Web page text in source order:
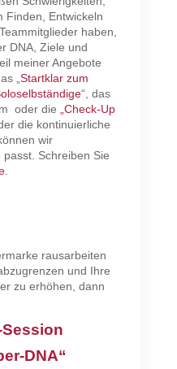
Finden, Entwickeln
haben,
DNA, Ziele und
meiner Angebote
„ Startklar zum
“, das
oder die
„Check-Up
die kontinuierliche
wir
Schreiben Sie
.
rausarbeiten
und Ihre
zu erhöhen, dann
DNA“